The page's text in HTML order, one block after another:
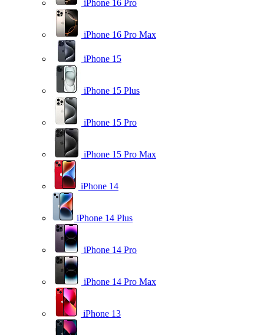
iPhone 16 Pro
iPhone 16 Pro Max
iPhone 15
iPhone 15 Plus
iPhone 15 Pro
iPhone 15 Pro Max
iPhone 14
iPhone 14 Plus
iPhone 14 Pro
iPhone 14 Pro Max
iPhone 13